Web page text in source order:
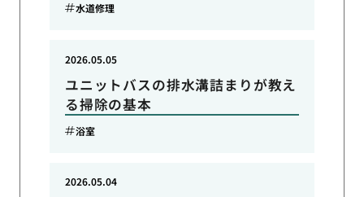
水道修理
ユニットバスの排水溝詰まりが教え
る掃除の基本
2026.05.05
浴室
2026.05.04